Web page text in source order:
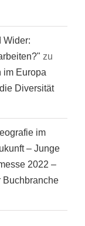
Wider:
zu
im Europa
Diversität
im
– Junge
2022 –
Buchbranche